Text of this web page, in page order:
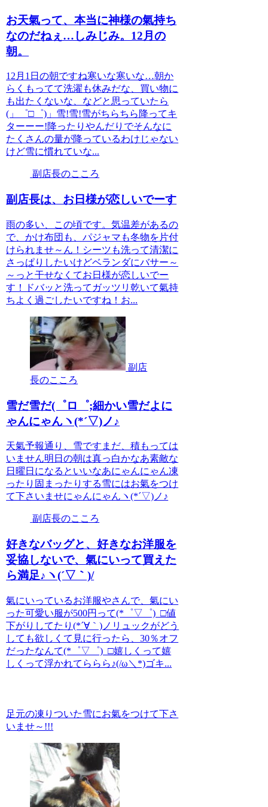
お天氣って、本当に神様の氣持ち
なのだねぇ…しみじみ。12月の
朝。
12月1日の朝ですね寒いな寒いな…朝か
らくもってて洗濯も休みだな、買い物に
も出たくないな、などと思っていたら
(」゜□゜)」雪!雪!雪がちらちら降ってキ
ターーー!降ったりやんだりでそんなに
たくさんの量が降っているわけじゃない
けど雪に慣れていな...
副店長のこころ
副店長は、お日様が恋しいでーす
雨の多い、この頃です。気温差があるの
で、かけ布団も、パジャマも冬物を片付
けられませ～ん！シーツも洗って清潔に
さっぱりしたいけどベランダにバサー～
～っと干せなくてお日様が恋しいでー
す！ドバッと洗ってガッツリ乾いて氣持
ちよく過ごしたいですね！お...
副店
長のこころ
雪だ雪だ(゜ロ゜;細かい雪だよに
ゃんにゃんヽ(*´▽)ノ♪
天氣予報通り、雪ですまだ、積もっては
いません明日の朝は真っ白かなあ素敵な
日曜日になるといいなあにゃんにゃん凍
ったり固まったりする雪にはお氣をつけ
て下さいませにゃんにゃんヽ(*´▽)ノ♪
副店長のこころ
好きなバッグと、好きなお洋服を
妥協しないで、氣にいって買えた
ら満足♪ヽ(´▽｀)/
氣にいっているお洋服やさんで、氣にい
った可愛い服が500円って(*゜▽゜)_□値
下がりしてたり(*´∀｀)ノリュックがどう
しても欲しくて見に行ったら、30％オフ
だったなんて(*゜▽゜)_□嬉しくって嬉
しくって浮かれてららら♪(/ω＼*)ゴキ...
足元の凍りついた雪にお氣をつけて下さ
いませ～!!!